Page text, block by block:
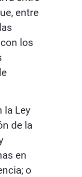
entre
los
la Ley
de la
en
o